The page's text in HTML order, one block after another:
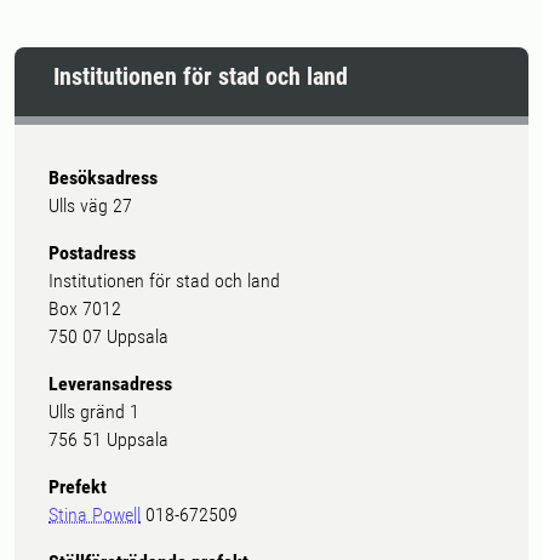
Institutionen för stad och land
Besöksadress
Ulls väg 27
Postadress
Institutionen för stad och land
Box 7012
750 07 Uppsala
Leveransadress
Ulls gränd 1
756 51 Uppsala
Prefekt
Stina Powell 018-672509